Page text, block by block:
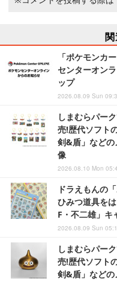
関
「ポケモンカ
センターオン
ップ
2026.08.09 Sun
しまむらパー
売!歴代ソフト
剣&盾」など
像
2026.08.10 Mon
ドラえもんの
ひみつ道具を
F・不二雄」キ
2026.08.09 Sun
しまむらパー
売!歴代ソフト
剣&盾」などの